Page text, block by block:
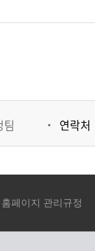
팀 연락처
페이지 관리규정